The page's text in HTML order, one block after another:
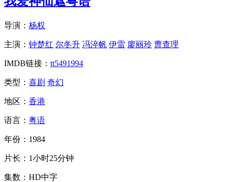
导演： 杨权
主演： 钟楚红 尔冬升 冯淬帆 伊雷 廖丽玲 曹查理
IMDB链接： tt5491994
类型： 喜剧 奇幻
地区： 香港
语言： 粤语
年份： 1984
片长： 1小时25分钟
集数： HD中字